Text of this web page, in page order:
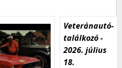
Veteránautó-
találkozó -
2026. július
18.